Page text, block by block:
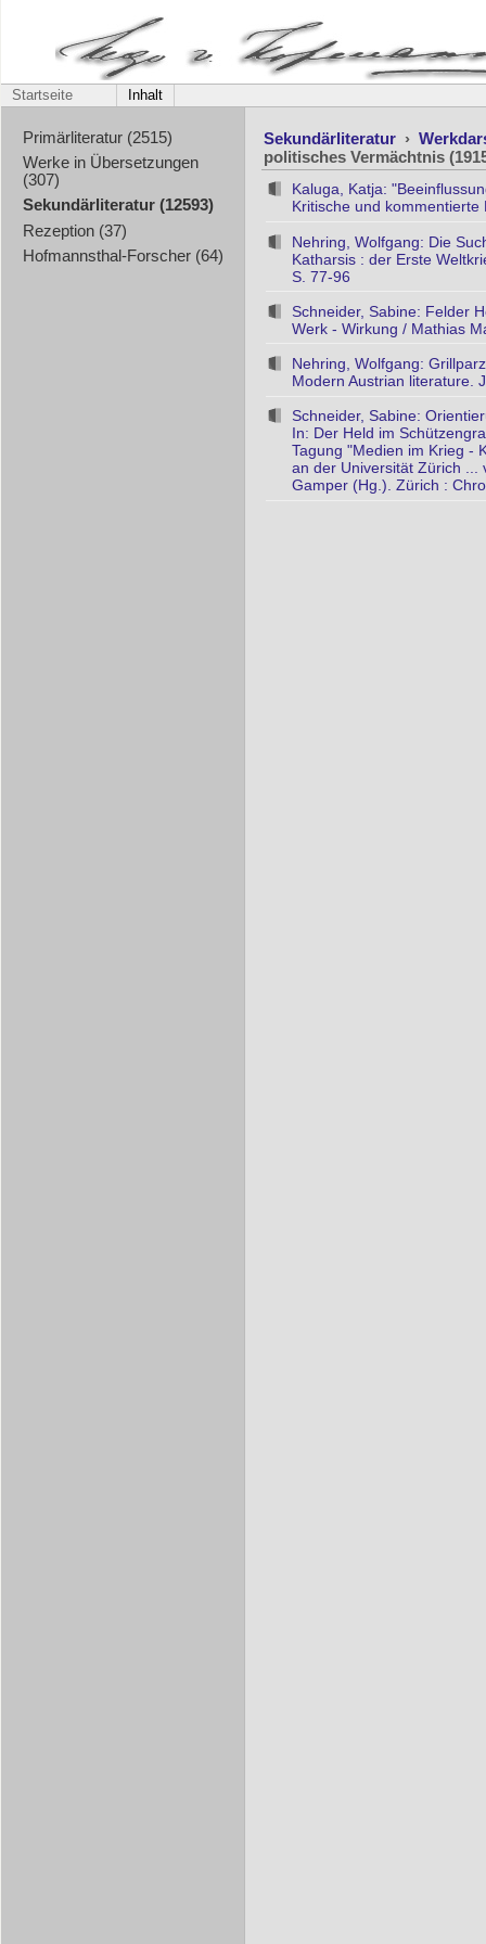
Startseite Inhalt
Primärliteratur (2515)
Werke in Übersetzungen
(307)
Sekundärliteratur (12593)
Rezeption (37)
Hofmannsthal-Forscher (64)
Sekundärliteratur ›
politisches Vermächtnis
Kaluga, Katja:
Kritische und
Nehring, Wolfgang: Die
Katharsis : der Erste
S. 77-96
Schneider, Sabine: Felder
Werk - Wirkung / Mathias
Nehring, Wolfgang:
Modern Austrian literature.
Schneider, Sabine:
In: Der Held im
Tagung "Medien im Krieg -
an der Universität Zürich ...
Gamper (Hg.). Zürich :